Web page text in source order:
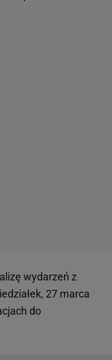
wydarzeń z
27 marca
do